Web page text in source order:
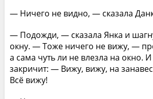
— Ничего не видно, — сказала
— Подожди, — сказала Янка и
окну. — Тоже ничего не вижу, —
а сама чуть ли не влезла на окно. И
закричит: — Вижу, вижу, на
Всё вижу!